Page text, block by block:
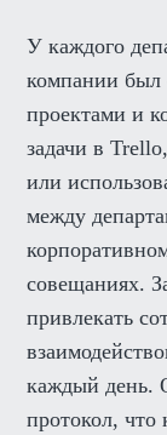
У каждого
компании был
проектами и
задачи в
или
между
совещаниях.
привлекать
каждый день.
протокол, что